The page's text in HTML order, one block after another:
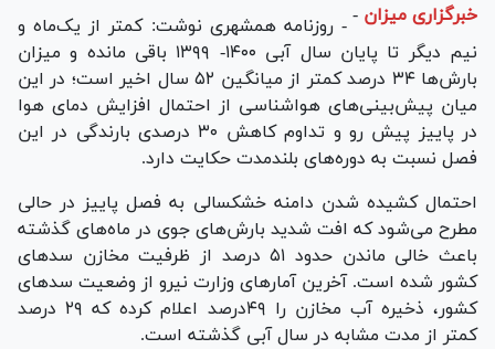
خبرگزاری میزان - - روزنامه همشهری نوشت: کمتر از یک‌ماه و
نیم دیگر تا پایان سال آبی ۱۴۰۰- ۱۳۹۹ باقی مانده و میزان
بارش‌ها ۳۴ درصد کمتر از میانگین ۵۲ سال اخیر است؛ در این
میان پیش‌بینی‌های هواشناسی از احتمال افزایش دمای هوا
در پاییز پیش رو و تداوم کاهش ۳۰ درصدی بارندگی در این
فصل نسبت به دوره‌های بلندمدت حکایت دارد.
احتمال کشیده شدن دامنه خشکسالی به فصل پاییز در حالی
مطرح می‌شود که افت شدید بارش‌های جوی در ماه‌های گذشته
باعث خالی ماندن حدود ۵۱ درصد از ظرفیت مخازن سد‌های
کشور شده است. آخرین آمار‌های وزارت نیرو از وضعیت سد‌های
کشور، ذخیره آب مخازن را ۴۹درصد اعلام کرده که ۲۹ درصد
کمتر از مدت مشابه در سال آبی گذشته است.